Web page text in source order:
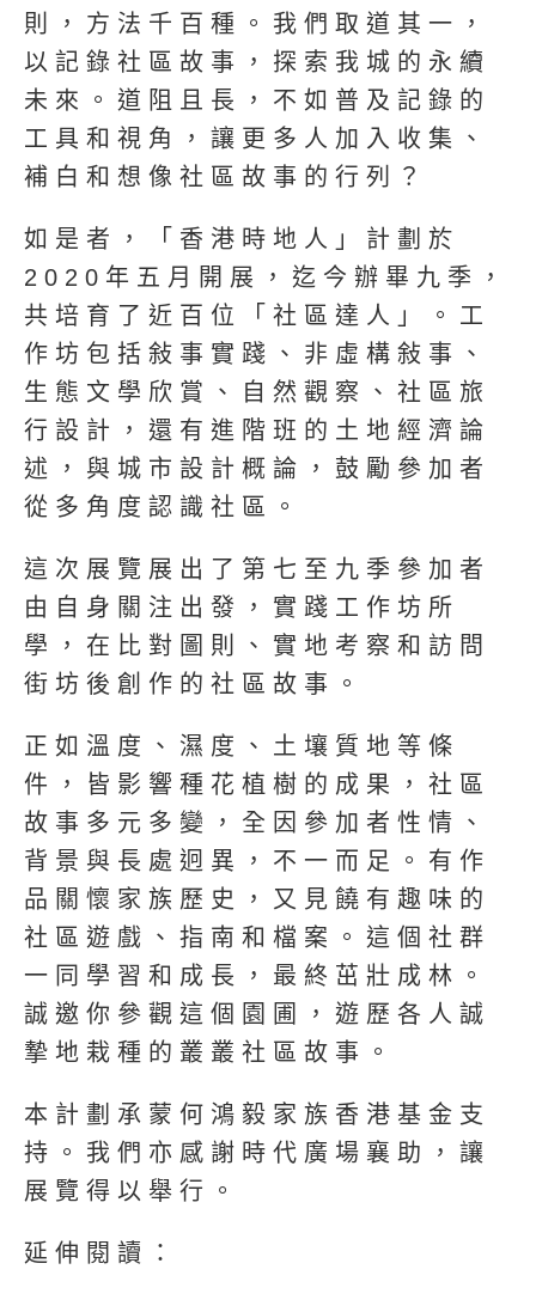
則，方法千百種。我們取道其一，
以記錄社區故事，探索我城的永續
未來。道阻且長，不如普及記錄的
工具和視角，讓更多人加入收集、
補白和想像社區故事的行列？
如是者，「香港時地人」計劃於
2020年五月開展，迄今辦畢九季，
共培育了近百位「社區達人」。工
作坊包括敍事實踐、非虛構敍事、
生態文學欣賞、自然觀察、社區旅
行設計，還有進階班的土地經濟論
述，與城市設計概論，鼓勵參加者
從多角度認識社區。
這次展覽展出了第七至九季參加者
由自身關注出發，實踐工作坊所
學，在比對圖則、實地考察和訪問
街坊後創作的社區故事。
正如溫度、濕度、土壤質地等條
件，皆影響種花植樹的成果，社區
故事多元多變，全因參加者性情、
背景與長處迥異，不一而足。有作
品關懷家族歷史，又見饒有趣味的
社區遊戲、指南和檔案。這個社群
一同學習和成長，最終茁壯成林。
誠邀你參觀這個園圃，遊歷各人誠
摯地栽種的叢叢社區故事。
本計劃承蒙何鴻毅家族香港基金支
持。我們亦感謝時代廣場襄助，讓
展覽得以舉行。
延伸閱讀：